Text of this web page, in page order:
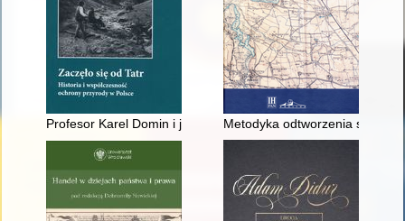
Profesor Karel Domin i jego wkład w ochronę przyrody na
Metodyka odtworzenia sieci